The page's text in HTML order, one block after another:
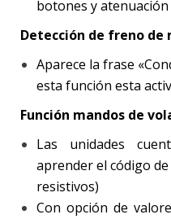
botones y
Detección de freno de
Aparece la frase
esta función esta
Función mandos de
Las unidades
aprender el código
resistivos)
Con opción de